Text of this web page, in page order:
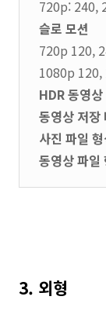
720p: 240,
슬로 모션
720p 120,
1080p 120,
HDR 동영상
동영상 저장
사진 파일 형
동영상 파일
3. 외형